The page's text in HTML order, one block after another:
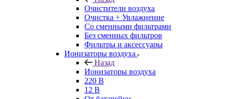
Очистители воздуха
Очистка + Увлажнение
Cо сменными фильтрами
Без сменных фильтров
Фильтры и аксессуары
Ионизаторы воздуха
Назад
Ионизаторы воздуха
220 В
12 В